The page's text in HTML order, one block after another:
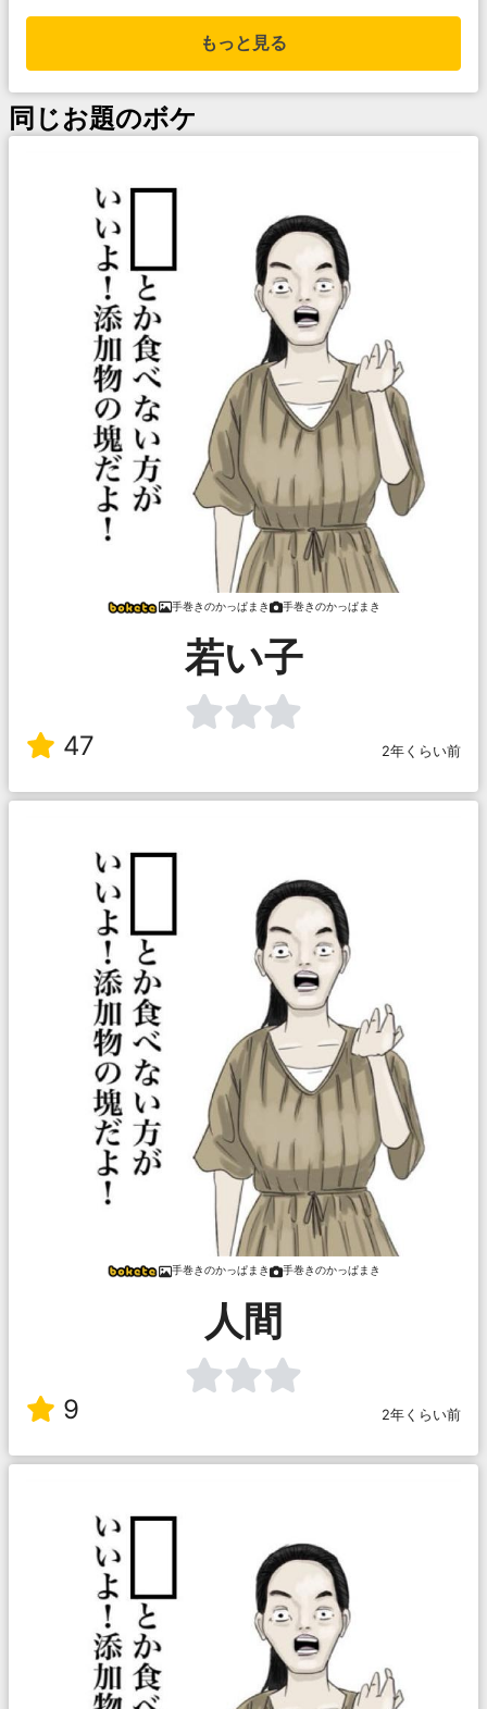
もっと見る
同じお題のボケ
手巻きのかっぱまき 手巻きのかっぱまき
若い子
47 2年くらい前
手巻きのかっぱまき 手巻きのかっぱまき
人間
9 2年くらい前